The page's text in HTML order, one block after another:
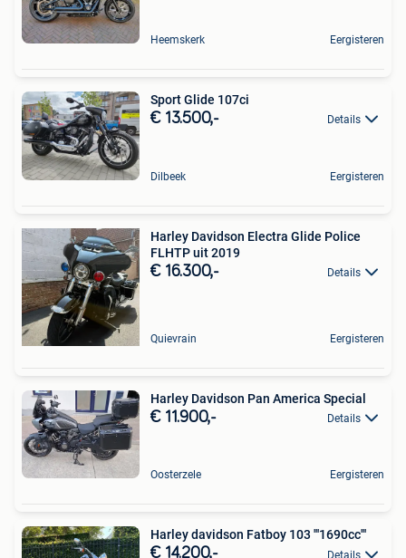
Heemskerk Eergisteren
Sport Glide 107ci
€ 13.500,- Details
Dilbeek Eergisteren
Harley Davidson Electra Glide Police
FLHTP uit 2019
€ 16.300,- Details
Quievrain Eergisteren
Harley Davidson Pan America Special
€ 11.900,- Details
Oosterzele Eergisteren
Harley davidson Fatboy 103 '''1690cc'''
€ 14.200,- Details